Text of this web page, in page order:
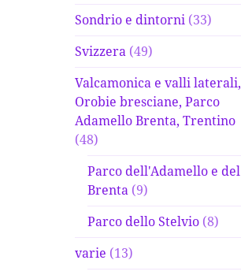
Sondrio e dintorni (33)
Svizzera (49)
Valcamonica e valli laterali,
Orobie bresciane, Parco
Adamello Brenta, Trentino
(48)
Parco dell'Adamello e del
Brenta (9)
Parco dello Stelvio (8)
varie (13)